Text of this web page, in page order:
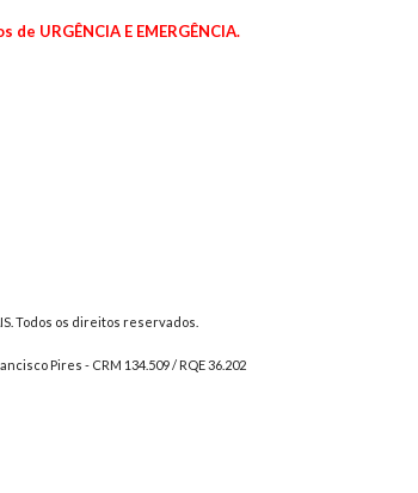
URGÊNCIA E EMERGÊNCIA.
Todos os direitos reservados.
Pires - CRM 134.509 / RQE 36.202